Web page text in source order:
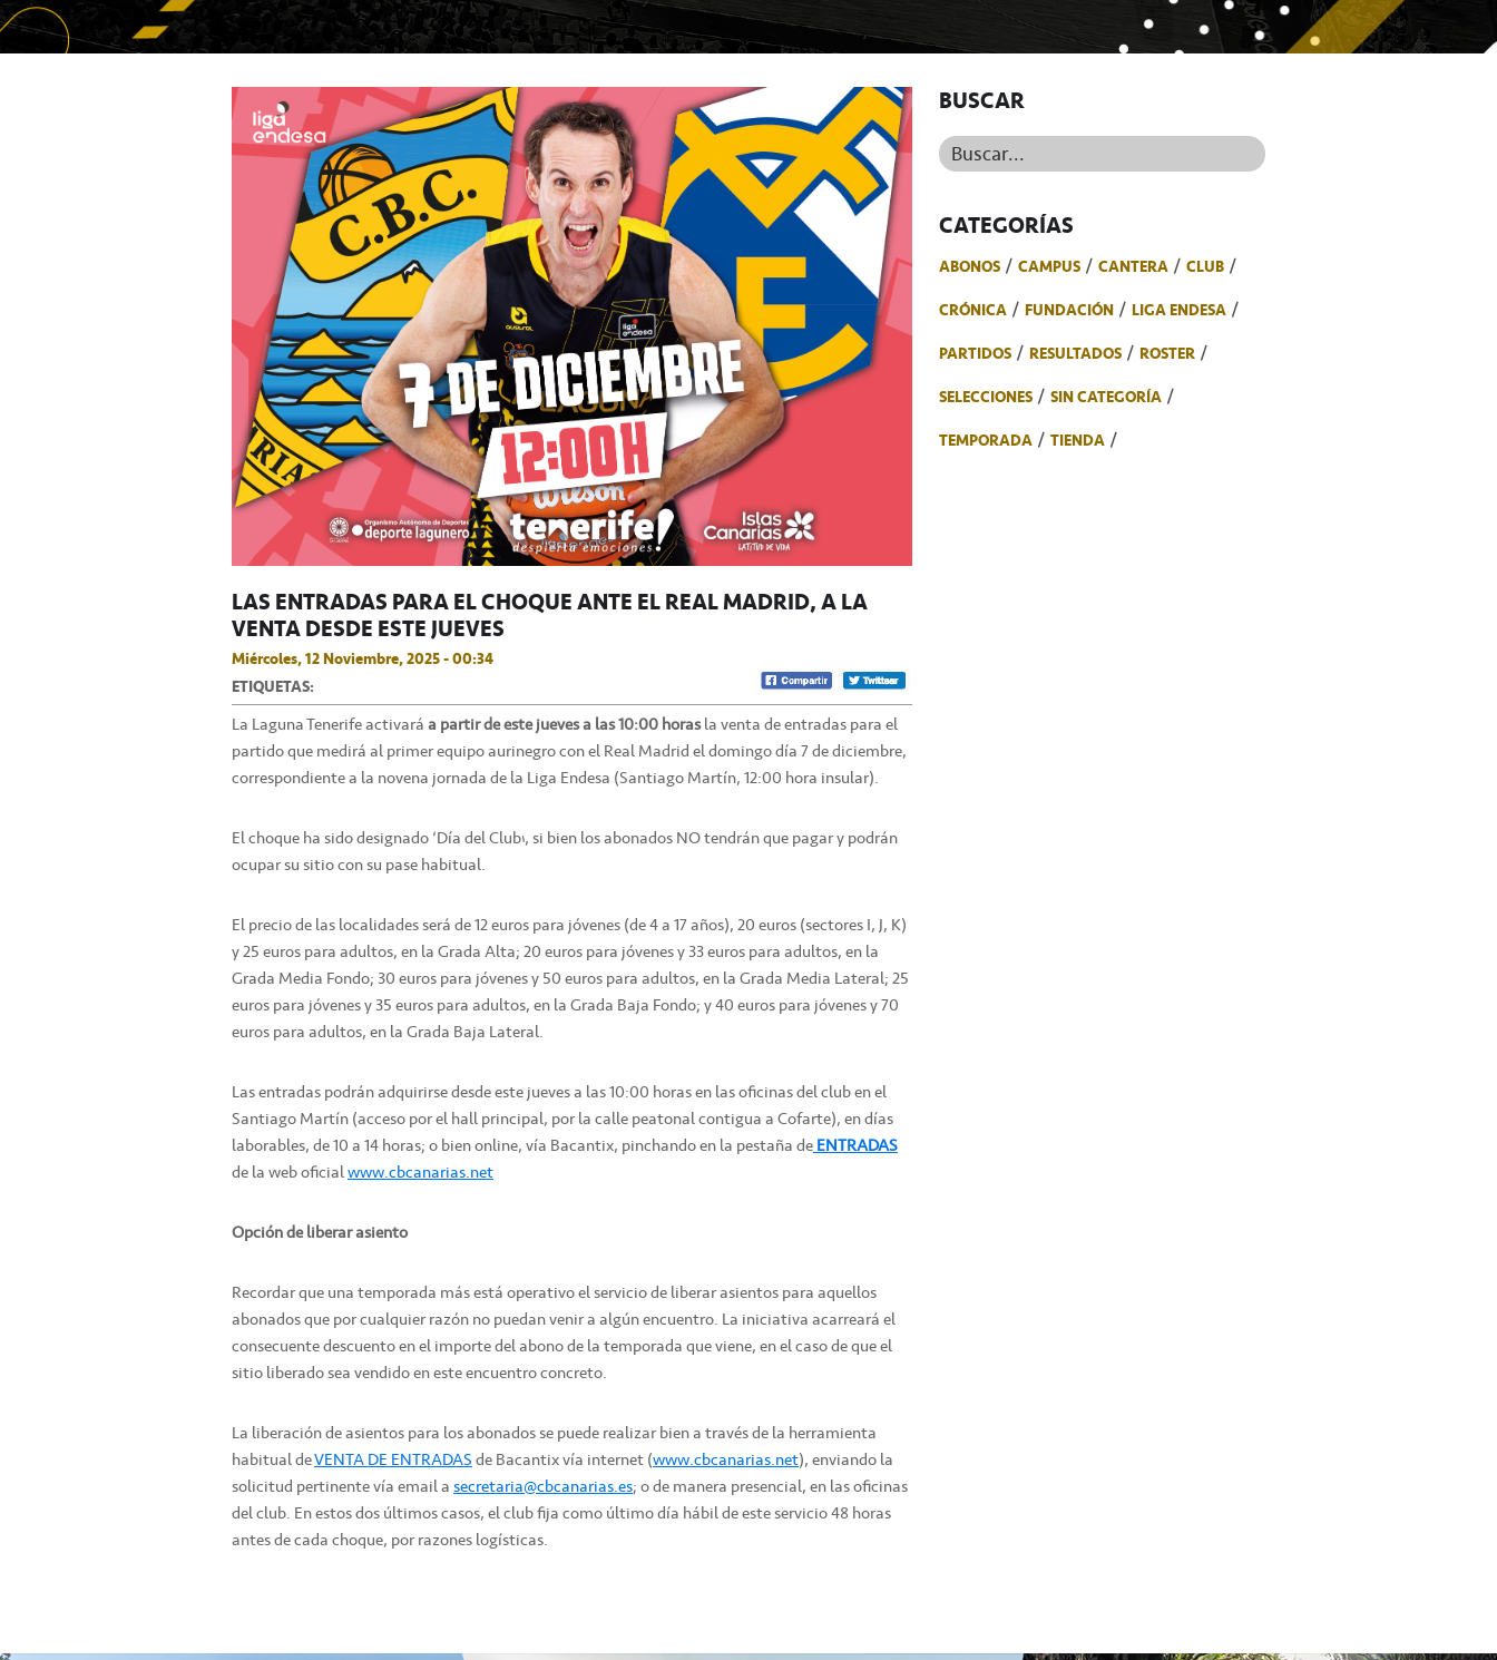
LAS ENTRADAS PARA EL CHOQUE ANTE EL REAL MADRID, A LA
VENTA DESDE ESTE JUEVES
Miércoles, 12 Noviembre, 2025 - 00:34
ETIQUETAS:
La Laguna Tenerife activaráa partir de este jueves a las 10:00 horasla venta de entradas para el
partido que medirá al primer equipo aurinegro con el Real Madrid el domingo día 7 de diciembre,
correspondiente a la novena jornada de la Liga Endesa (Santiago Martín, 12:00 hora insular).
El choque ha sido designado ‘Día del Club’, si bien los abonados NO tendrán que pagar y podrán
ocupar su sitio con su pase habitual.
El precio de las localidades será de 12 euros para jóvenes (de 4 a 17 años), 20 euros (sectores I, J, K)
y 25 euros para adultos, en la Grada Alta; 20 euros para jóvenes y 33 euros para adultos, en la
Grada Media Fondo; 30 euros para jóvenes y 50 euros para adultos, en la Grada Media Lateral; 25
euros para jóvenes y 35 euros para adultos, en la Grada Baja Fondo; y 40 euros para jóvenes y 70
euros para adultos, en la Grada Baja Lateral.
Las entradas podrán adquirirse desde este jueves a las 10:00 horas en las oficinas del club en el
Santiago Martín (acceso por el hall principal, por la calle peatonal contigua a Cofarte), en días
laborables, de 10 a 14 horas; o bien online, vía Bacantix, pinchando en la pestaña deENTRADAS
de la web oficialwww.cbcanarias.net
Opción de liberar asiento
Recordar que una temporada más está operativo el servicio de liberar asientos para aquellos
abonados que por cualquier razón no puedan venir a algún encuentro. La iniciativa acarreará el
consecuente descuento en el importe del abono de la temporada que viene, en el caso de que el
sitio liberado sea vendido en este encuentro concreto.
La liberación de asientos para los abonados se puede realizar bien a través de la herramienta
habitual deVENTA DE ENTRADASde Bacantix vía internet (www.cbcanarias.net), enviando la
solicitud pertinente vía email asecretaria@cbcanarias.es; o de manera presencial, en las oficinas
del club. En estos dos últimos casos, el club fija como último día hábil de este servicio 48 horas
antes de cada choque, por razones logísticas.
BUSCAR
Buscar...
CATEGORÍAS
ABONOS CAMPUS CANTERA
CLUB
CRÓNICA
FUNDACIÓN
LIGA ENDESA
PARTIDOS
RESULTADOS
ROSTER
SELECCIONES
SIN CATEGORÍA
TEMPORADA
TIENDA